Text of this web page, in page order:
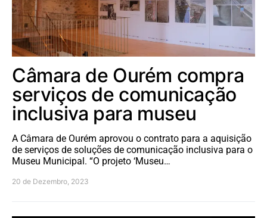
Câmara de Ourém compra
serviços de comunicação
inclusiva para museu
A Câmara de Ourém aprovou o contrato para a aquisição
de serviços de soluções de comunicação inclusiva para o
Museu Municipal. “O projeto ‘Museu…
20 de Dezembro, 2023